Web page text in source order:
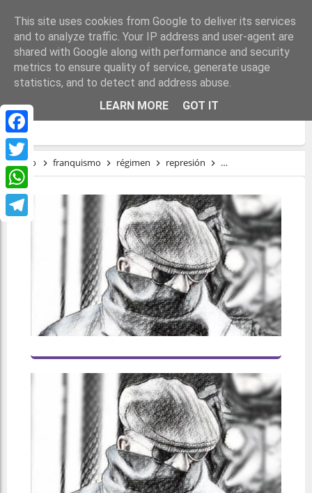
Facebook
Twitter
WhatsApp
“BILLY EL NIÑO” Y EL CUARTO MÁS
OSCURO DE LA TRANSICIÓN
Inicio franquismo régimen represión tardofranquismo
This site uses cookies from Google to deliver its services
and to analyze traffic. Your IP address and user-agent are
shared with Google along with performance and security
metrics to ensure quality of service, generate usage
statistics, and to detect and address abuse.
LEARN MORE
GOT IT